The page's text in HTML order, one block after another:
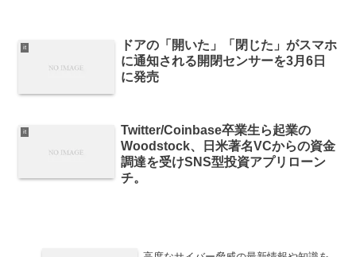
it
ドアの「開いた」「閉じた」がスマホ
に通知される開閉センサーを3月6日
に発売
it
Twitter/Coinbase卒業生ら起業の
Woodstock、日米著名VCからの資金
調達を受けSNS型投資アプリローン
チ。